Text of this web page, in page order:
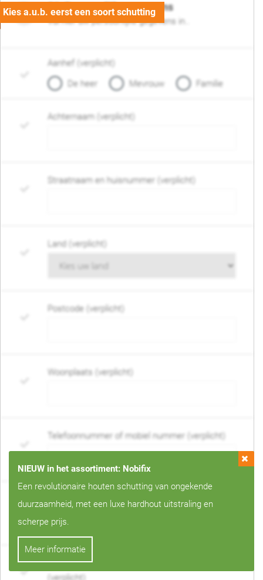
06. Persoonlijke gegevens
Vul hier uw persoonlijke gegevens in..
Aanhef (verplicht)
De heer
Mevrouw Familie
Achternaam (verplicht)
Straatnaam en huisnummer (verplicht)
Land (verplicht)
Postcode (verplicht)
Woonplaats (verplicht)
Telefoonnummer of mobiel nummer (verplicht)
E-mail adres (verplicht)
Wanneer mag de schutting geplaatst worden?
(verplicht)
NIEUW in het assortiment: Nobifix
Een revolutionaire houten schutting van ongekende
duurzaamheid, met een luxe hardhout uitstraling en
scherpe prijs.
Meer informatie